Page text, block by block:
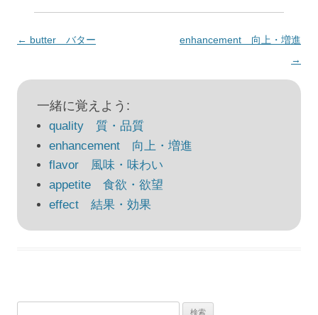
投
ナ
← butter バター
enhancement 向上・増進
→
一緒に覚えよう:
quality 質・品質
enhancement 向上・増進
flavor 風味・味わい
appetite 食欲・欲望
effect 結果・効果